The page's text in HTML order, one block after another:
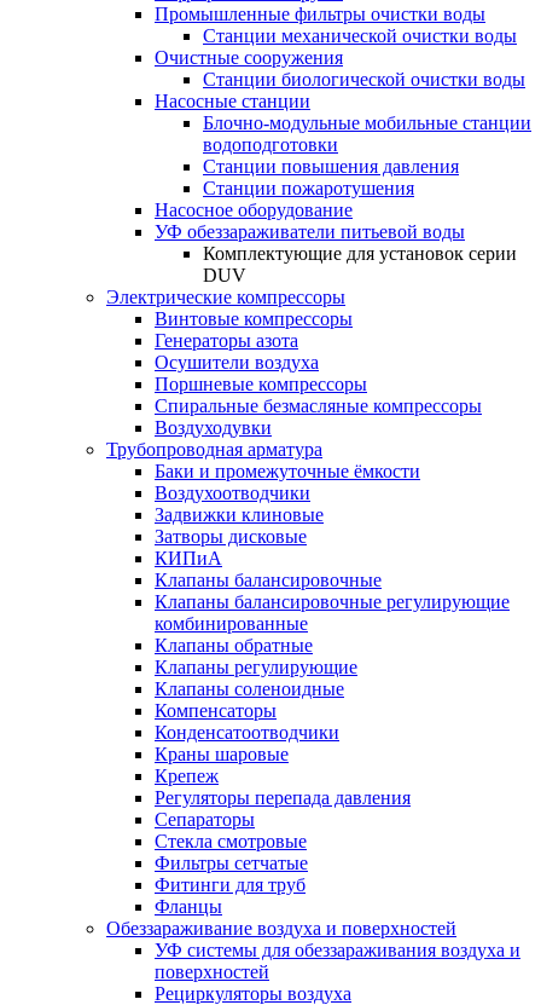
Промышленные фильтры очистки воды
Станции механической очистки воды
Очистные сооружения
Станции биологической очистки воды
Насосные станции
Блочно-модульные мобильные станции
водоподготовки
Станции повышения давления
Станции пожаротушения
Насосное оборудование
УФ обеззараживатели питьевой воды
Комплектующие для установок серии
DUV
Электрические компрессоры
Винтовые компрессоры
Генераторы азота
Осушители воздуха
Поршневые компрессоры
Спиральные безмасляные компрессоры
Воздуходувки
Трубопроводная арматура
Баки и промежуточные ёмкости
Воздухоотводчики
Задвижки клиновые
Затворы дисковые
КИПиА
Клапаны балансировочные
Клапаны балансировочные регулирующие
комбинированные
Клапаны обратные
Клапаны регулирующие
Клапаны соленоидные
Компенсаторы
Конденсатоотводчики
Краны шаровые
Крепеж
Регуляторы перепада давления
Сепараторы
Стекла смотровые
Фильтры сетчатые
Фитинги для труб
Фланцы
Обеззараживание воздуха и поверхностей
УФ системы для обеззараживания воздуха и
поверхностей
Рециркуляторы воздуха